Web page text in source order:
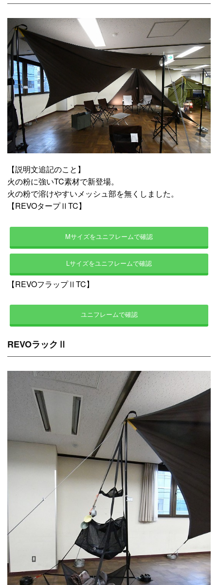
【説明文追記のこと】
火の粉に強いTC素材で新登場。
火の粉で溶けやすいメッシュ部を無くしました。
【REVOタープⅡTC】
Mサイズをユニフレームで確認
Lサイズをユニフレームで確認
【REVOフラップⅡTC】
ユニフレームで確認
REVOラックⅡ